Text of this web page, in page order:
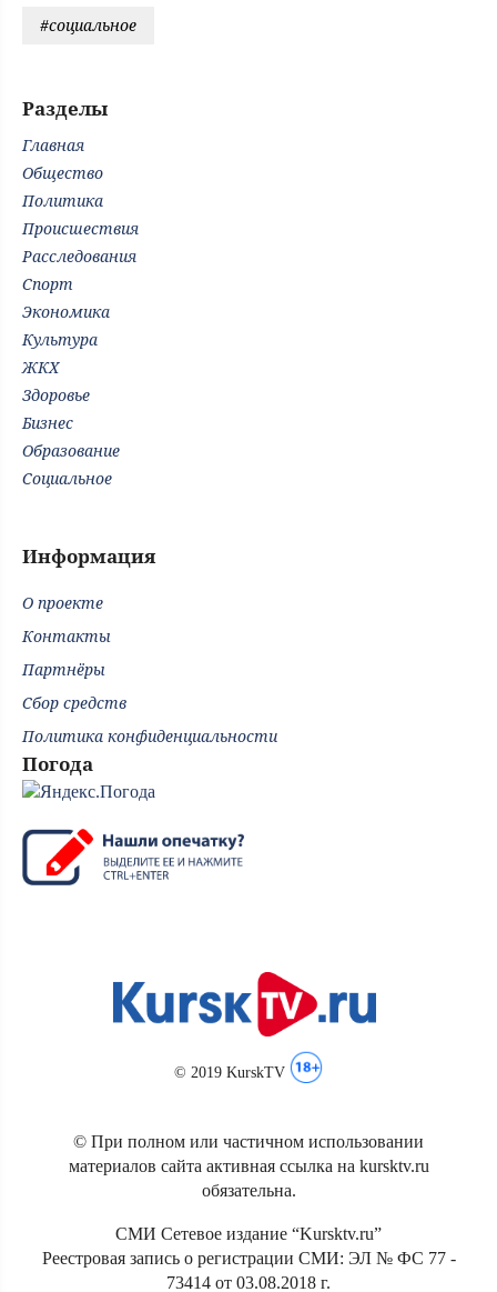
#социальное
Разделы
Главная
Общество
Политика
Происшествия
Расследования
Спорт
Экономика
Культура
ЖКХ
Здоровье
Бизнес
Образование
Социальное
Информация
О проекте
Контакты
Партнёры
Сбор средств
Политика конфиденциальности
Погода
© 2019 KurskTV
© При полном или частичном использовании
материалов сайта активная ссылка на kursktv.ru
обязательна.
СМИ Сетевое издание “Kursktv.ru”
Реестровая запись о регистрации СМИ: ЭЛ № ФС 77 -
73414 от 03.08.2018 г.